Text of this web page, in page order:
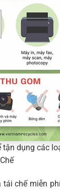
dụng các
chế miễn